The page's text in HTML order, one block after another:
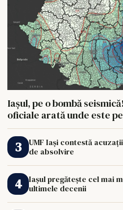
Iașul, pe o bombă
oficiale arată unde este
UMF Iași contestă
de absolvire
Iașul pregătește cel mai
ultimele decenii